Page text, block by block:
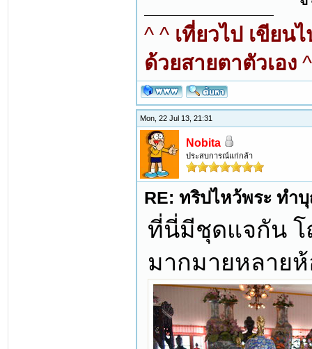
^ ^ เที่ยวไป เขียน
ด้วยสายตาตัวเอง
Mon, 22 Jul 13, 21:31
Nobita
ประสบการณ์แก่กล้า
RE: ทริปไหว้พระ ทำ
ที่นี่มีชุดแจกัน โ
มากมายหลายห้